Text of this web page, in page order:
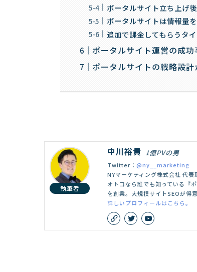
ポータルサイト立ち上げ
ポータルサイトは情報量
追加で課金してもらうタ
ポータルサイト運営の成功
ポータルサイトの戦略設
執筆者
中川裕貴 1億PVの男
Twitter： @ny__marketing
NYマーケティング株式会社 代表
オトコなら誰でも知っている『
を創業。大規模サイトSEOが得意
詳しいプロフィールはこちら。